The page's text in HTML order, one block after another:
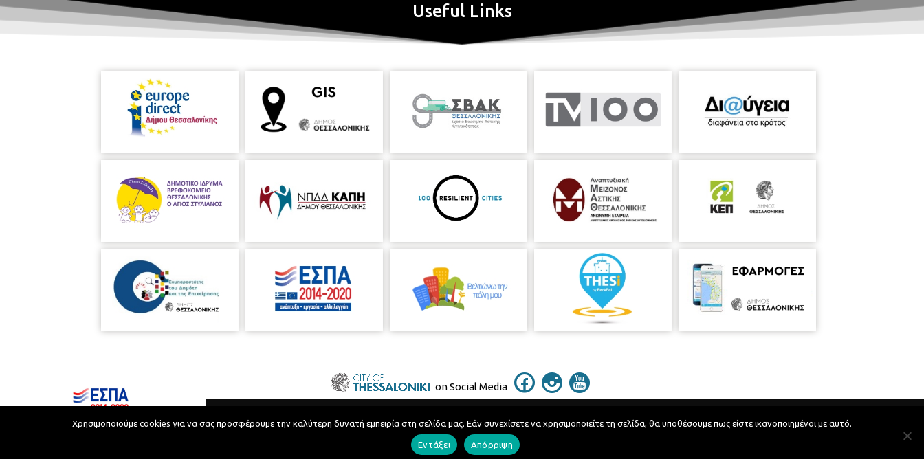
Useful Links
on Social Media
Municipality of Thessaloniki © 2026
Telephone Catalog
Developed byMyCompany Projects
Χρησιμοποιούμε cookies για να σας προσφέρουμε την καλύτερη δυνατή εμπειρία στη σελίδα μας. Εάν συνεχίσετε να χρησιμοποιείτε τη σελίδα, θα υποθέσουμε πως είστε ικανοποιημένοι με αυτό.
Εντάξει Απόρριψη